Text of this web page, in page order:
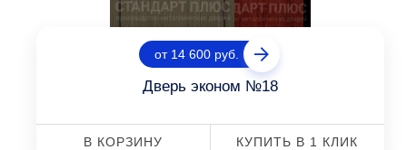
от 14 600 руб.
Дверь эконом №18
В КОРЗИНУ КУПИТЬ В 1 КЛИК